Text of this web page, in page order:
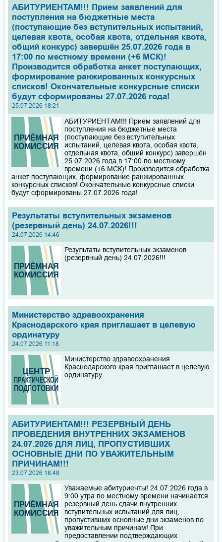
АБИТУРИЕНТАМ!!! Прием заявлений для
поступления на бюджетные места
(поступающие без вступительных испытаний,
целевая квота, особая квота, отдельная квота,
общий конкурс) завершён 25.07.2026 года в
17:00 по местному времени (+6 МСК)!
Производится обработка анкет поступающих,
формирование ранжированных конкурсных
списков! Окончательные конкурсные списки
будут сформированы 27.07.2026 года!
25.07.2026 18:21
АБИТУРИЕНТАМ!!! Прием заявлений для
поступления на бюджетные места
(поступающие без вступительных
испытаний, целевая квота, особая квота,
отдельная квота, общий конкурс) завершён
25.07.2026 года в 17:00 по местному
времени (+6 МСК)! Производится обработка
анкет поступающих, формирование ранжированных
конкурсных списков! Окончательные конкурсные списки
будут сформированы 27.07.2026 года!
Результаты вступительных экзаменов
(резервный день) 24.07.2026!!!
24.07.2026 14:46
Результаты вступительных экзаменов
(резервный день) 24.07.2026!!!
Министерство здравоохранения
Краснодарского края приглашает в целевую
ординатуру
24.07.2026 11:18
Министерство здравоохранения
Краснодарского края приглашает в целевую
ординатуру
АБИТУРИЕНТАМ!!! РЕЗЕРВНЫЙ ДЕНЬ
ПРОВЕДЕНИЯ ВНУТРЕННИХ ЭКЗАМЕНОВ
24.07.2026 ДЛЯ ЛИЦ, ПРОПУСТИВШИХ
ОСНОВНЫЕ ДНИ ПО УВАЖИТЕЛЬНЫМ
ПРИЧИНАМ!!!
23.07.2026 18:48
Уважаемые абитуриенты! 24.07.2026 года в
9:00 утра по местному времени начинается
резервный день сдачи внутренних
вступительных испытаний для лиц,
пропустивших основные дни экзаменов по
уважительным причинам! При
предоставлении подтверждающих